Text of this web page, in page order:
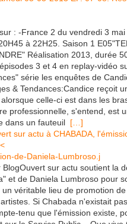
: -France 2 du vendredi 3
à 22H25. Saison 1
Réalisation 2013, durée
3 et 4 en replay-vidéo
série les enquêtes de
& Tendances:Candice reçoit
celle-ci est dans les
professionnelle, s'entend, est
dans un fauteuil […]
sur actu à CHABADA,
sur actu soutient la
et de Daniela Lumbroso pour
véritable lieu de promotion
Si Chabada n'existait
tenu que l'émission existe,